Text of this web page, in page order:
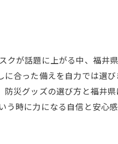
クが話題に上がる中、福井
合った備えを自力では選
災グッズの選び方と福井
う時に力になる自信と安心